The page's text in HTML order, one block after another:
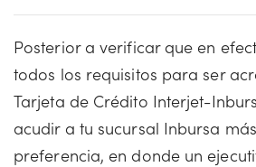
Posterior a verificar que en
todos los requisitos para ser
Tarjeta de Crédito Interjet-
acudir a tu sucursal Inbursa
preferencia, en donde un